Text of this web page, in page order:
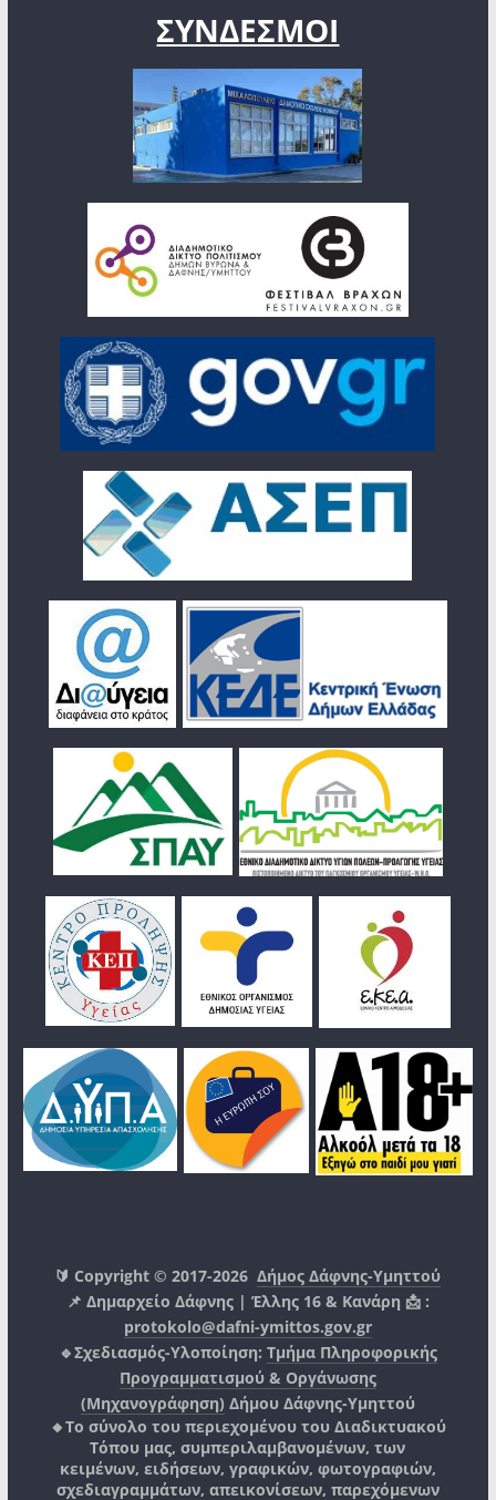
ΣΥΝΔΕΣΜΟΙ
🔰 Copyright © 2017-2026Δήμος Δάφνης-Υμηττού
📌 Δημαρχείο Δάφνης | Έλλης 16 & Κανάρη 📩 :
protokolo@dafni-ymittos.gov.gr
🔹Σχεδιασμός-Υλοποίηση: Τμήμα Πληροφορικής
Προγραμματισμού & Οργάνωσης
(Μηχανογράφηση) Δήμου Δάφνης-Υμηττού
🔸Το σύνολο του περιεχομένου του Διαδικτυακού
Τόπου μας, συμπεριλαμβανομένων, των
κειμένων, ειδήσεων, γραφικών, φωτογραφιών,
σχεδιαγραμμάτων, απεικονίσεων, παρεχόμενων